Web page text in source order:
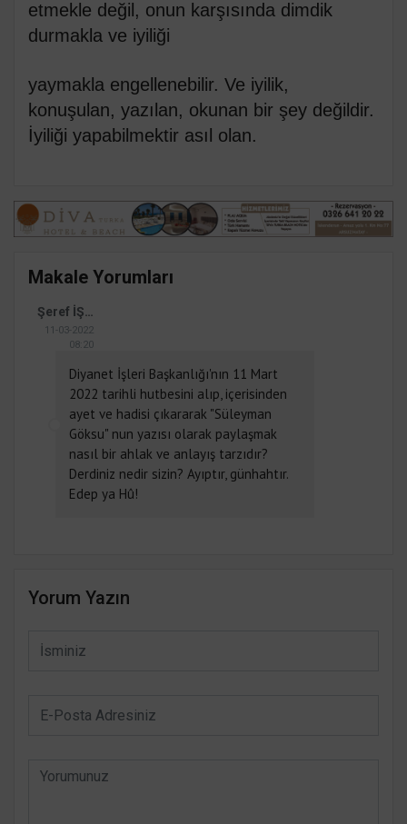
etmekle değil, onun karşısında dimdik
durmakla ve iyiliği
yaymakla engellenebilir. Ve iyilik,
konuşulan, yazılan, okunan bir şey değildir.
İyiliği yapabilmektir asıl olan.
Makale Yorumları
11-03-2022
08:20
Diyanet İşleri Başkanlığı'nın 11 Mart
2022 tarihli hutbesini alıp, içerisinden
ayet ve hadisi çıkararak "Süleyman
Göksu" nun yazısı olarak paylaşmak
nasıl bir ahlak ve anlayış tarzıdır?
Derdiniz nedir sizin? Ayıptır, günhahtır.
Edep ya Hû!
Yorum Yazın